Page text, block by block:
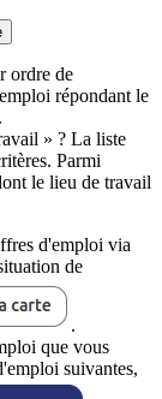
ordre de
répondant le
.
» ? La liste
Parmi
le lieu de travail
d'emploi via
de
.
que vous
suivantes,